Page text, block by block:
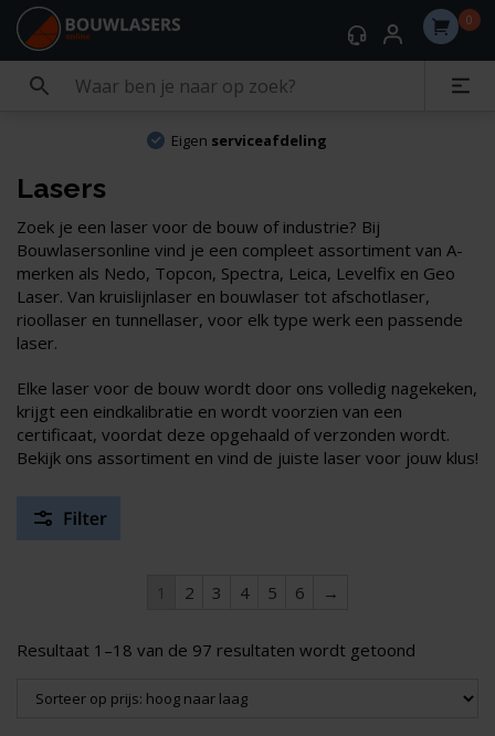
0
Eigen serviceafdeling
Lasers
Zoek je een laser voor de bouw of industrie? Bij
Bouwlasersonline vind je een compleet assortiment van A-
merken als Nedo, Topcon, Spectra, Leica, Levelfix en Geo
Laser. Van kruislijnlaser en bouwlaser tot afschotlaser,
rioollaser en tunnellaser, voor elk type werk een passende
laser.
Elke laser voor de bouw wordt door ons volledig nagekeken,
krijgt een eindkalibratie en wordt voorzien van een
certificaat, voordat deze opgehaald of verzonden wordt.
Bekijk ons assortiment en vind de juiste laser voor jouw klus!
1 2 3 4 5 6 →
Resultaat 1–18 van de 97 resultaten wordt getoond